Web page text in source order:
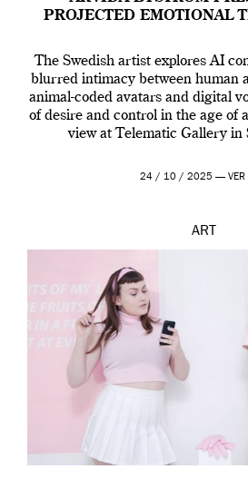
PROJECTED EMOTIONAL
The Swedish artist explores AI
blurred intimacy between human
animal-coded avatars and digital
of desire and control in the age of
view at Telematic Gallery in
24 / 10 / 2025 — VER
ART